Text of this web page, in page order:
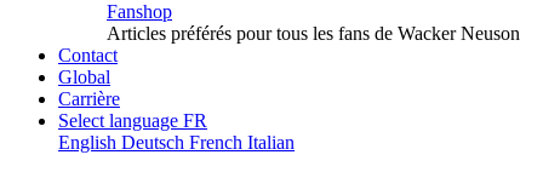
Fanshop
Articles préférés pour tous les fans de Wacker Neuson
Contact
Global
Carrière
Select language FR
English Deutsch French Italian